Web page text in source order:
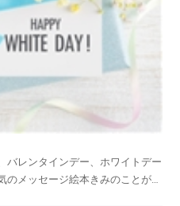
バレンタインデー、ホワイトデー
のメッセージ絵本きみのことがだ